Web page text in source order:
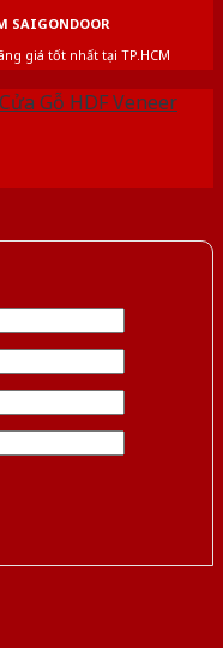
SAIGONDOOR
giá tốt nhất tại TP.HCM
Cửa Gỗ HDF Veneer